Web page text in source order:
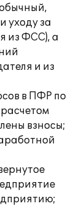
уходу за
из ФСС), а
и из
в ПФР по
взносы;